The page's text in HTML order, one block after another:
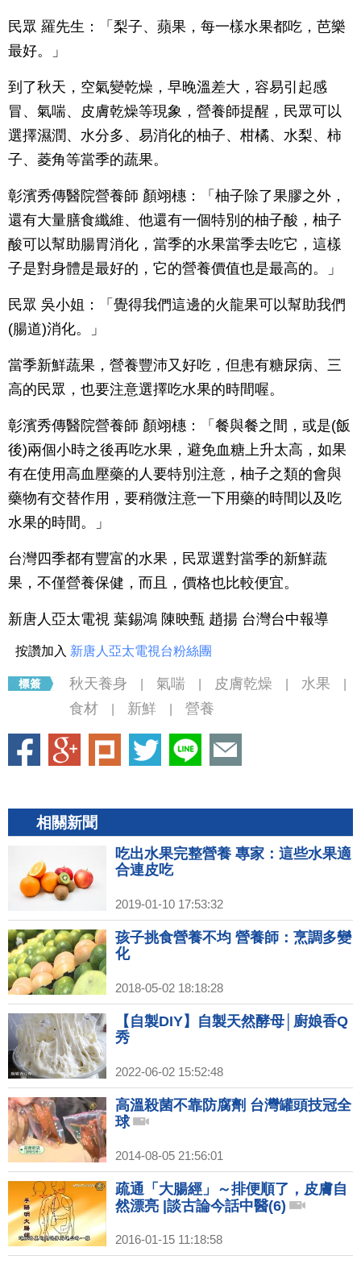
民眾 羅先生：「梨子、蘋果，每一樣水果都吃，芭樂
最好。」
到了秋天，空氣變乾燥，早晚溫差大，容易引起感
冒、氣喘、皮膚乾燥等現象，營養師提醒，民眾可以
選擇濕潤、水分多、易消化的柚子、柑橘、水梨、柿
子、菱角等當季的蔬果。
彰濱秀傳醫院營養師 顏翊橞：「柚子除了果膠之外，
還有大量膳食纖維、他還有一個特別的柚子酸，柚子
酸可以幫助腸胃消化，當季的水果當季去吃它，這樣
子是對身體是最好的，它的營養價值也是最高的。」
民眾 吳小姐：「覺得我們這邊的火龍果可以幫助我們
(腸道)消化。」
當季新鮮蔬果，營養豐沛又好吃，但患有糖尿病、三
高的民眾，也要注意選擇吃水果的時間喔。
彰濱秀傳醫院營養師 顏翊橞：「餐與餐之間，或是(飯
後)兩個小時之後再吃水果，避免血糖上升太高，如果
有在使用高血壓藥的人要特別注意，柚子之類的會與
藥物有交替作用，要稍微注意一下用藥的時間以及吃
水果的時間。」
台灣四季都有豐富的水果，民眾選對當季的新鮮蔬
果，不僅營養保健，而且，價格也比較便宜。
新唐人亞太電視 葉錫鴻 陳映甄 趙揚 台灣台中報導
按讚加入 新唐人亞太電視台粉絲團
秋天養身 氣喘 皮膚乾燥 水果
食材 新鮮 營養
相關新聞
吃出水果完整營養 專家：這些水果適
合連皮吃
2019-01-10 17:53:32
孩子挑食營養不均 營養師：烹調多變
化
2018-05-02 18:18:28
【自製DIY】自製天然酵母│廚娘香Q
秀
2022-06-02 15:52:48
高溫殺菌不靠防腐劑 台灣罐頭技冠全
球
2014-08-05 21:56:01
疏通「大腸經」～排便順了，皮膚自
然漂亮 |談古論今話中醫(6)
2016-01-15 11:18:58